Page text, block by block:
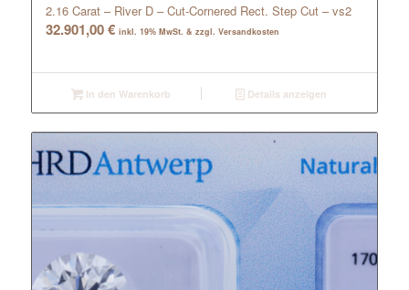
2.16 Carat – River D – Cut-Cornered Rect. Step Cut – vs2
32.901,00€ inkl. 19% MwSt. & zzgl. Versandkosten
In den Warenkorb Details anzeigen